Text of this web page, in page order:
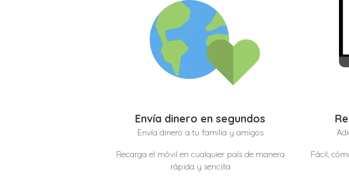
Envía dinero en segundos
Envía dinero a tu familia y amigos
Recarga el móvil en cualquier país de manera
rápida y sencilla
Fácil,